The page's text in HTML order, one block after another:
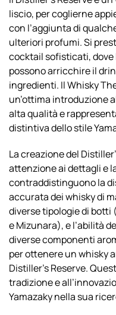
liscio, per coglierne
con l’aggiunta di
ulteriori profumi. Si
cocktail sofisticati, dove
possono arricchire il
ingredienti. Il Whisky
un’ottima introduzione
alta qualità e
distintiva dello stile
La creazione del
attenzione ai dettagli e
contraddistinguono la
accurata dei whisky di
diverse tipologie di botti
e Mizunara), e l’abilità
diverse componenti
per ottenere un whisky
Distiller’s Reserve.
tradizione e
Yamazaky nella sua